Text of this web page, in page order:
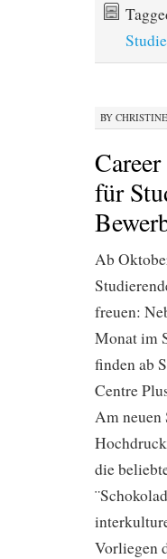
BY
für
Ab
freuen:
Monat im
finden ab
Centre
Am neuen
die
Vorliegen